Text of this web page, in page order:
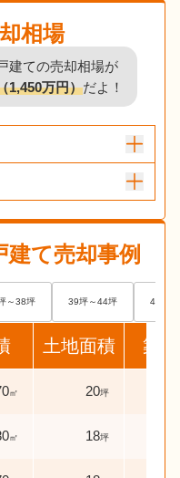
相場
建ての売却相場が
1,450万円）だよ！
建て売却事例
～38坪 39坪～44坪 45坪
土地面積 築
㎡ 20坪
㎡ 18坪